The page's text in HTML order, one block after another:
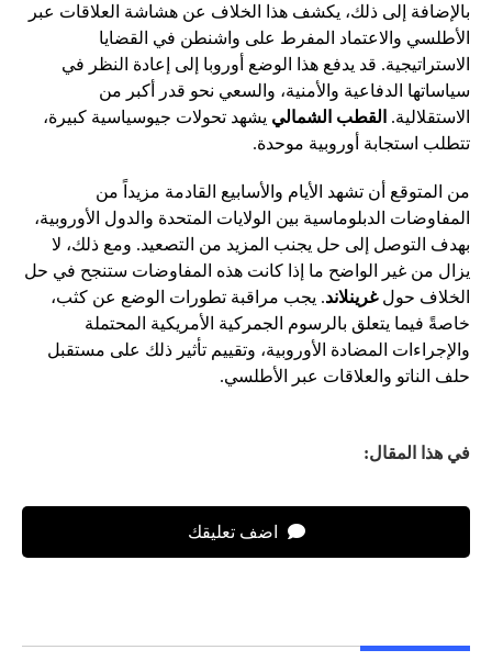
بالإضافة إلى ذلك، يكشف هذا الخلاف عن هشاشة العلاقات عبر
الأطلسي والاعتماد المفرط على واشنطن في القضايا
الاستراتيجية. قد يدفع هذا الوضع أوروبا إلى إعادة النظر في
سياساتها الدفاعية والأمنية، والسعي نحو قدر أكبر من
الاستقلالية. القطب الشمالي يشهد تحولات جيوسياسية كبيرة،
تتطلب استجابة أوروبية موحدة.
من المتوقع أن تشهد الأيام والأسابيع القادمة مزيداً من
المفاوضات الدبلوماسية بين الولايات المتحدة والدول الأوروبية،
بهدف التوصل إلى حل يجنب المزيد من التصعيد. ومع ذلك، لا
يزال من غير الواضح ما إذا كانت هذه المفاوضات ستنجح في حل
الخلاف حولغرينلاند. يجب مراقبة تطورات الوضع عن كثب،
خاصةً فيما يتعلق بالرسوم الجمركية الأمريكية المحتملة
والإجراءات المضادة الأوروبية، وتقييم تأثير ذلك على مستقبل
حلف الناتو والعلاقات عبر الأطلسي.
في هذا المقال:
اضف تعليقك